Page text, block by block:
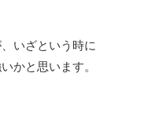
いざという時に
かと思います。